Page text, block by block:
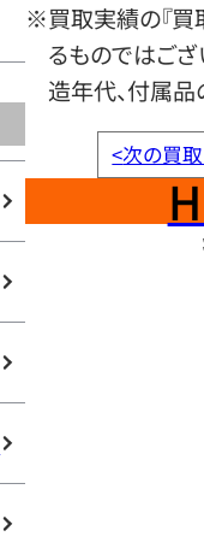
※買取実績の『買
るものではござ
造年代、付属品
<次の買